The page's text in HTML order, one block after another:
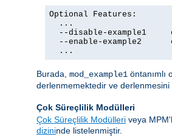
Optional Features:
  ...
--disable-example1
--enable-example2
  ...
Burada, mod_example1 öntanımlı
derlenmemektedir ve derlenmesini
Çok Süreçlilik Modülleri
Çok Süreçlilik Modülleri veya
dizininde listelenmiştir.